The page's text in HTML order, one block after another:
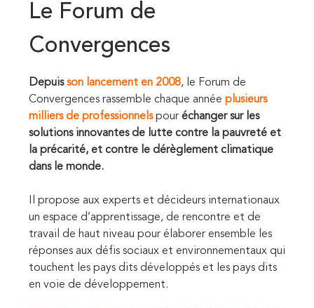
Le Forum de
Convergences
Depuisson lancement en 2008, le Forum de
Convergences rassemble chaque année plusieurs
milliers de professionnel spour échanger sur les
solutions innovantes de lutte contre la pauvreté et
la précarité, et contre le dérèglement climatique
dans le monde.
Il propose aux experts et décideurs internationaux
un espace d’apprentissage, de rencontre et de
travail de haut niveau pour élaborer ensemble les
réponses aux défis sociaux et environnementaux qui
touchent les pays dits développés et les pays dits
en voie de développement.